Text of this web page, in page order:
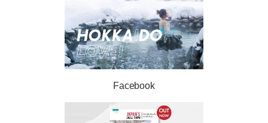
Facebook